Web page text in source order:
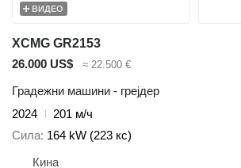
ВИДЕО
XCMG GR2153
26.000 US$
≈ 22.500 €
Градежни машини - грејдер
2024
201 м/ч
Сила 164 kW (223 кс)
Кина